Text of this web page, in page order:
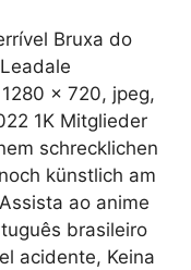
Bruxa do
x 720, jpeg,
1K Mitglieder
schrecklichen
künstlich am
ao anime
brasileiro
acidente, Keina